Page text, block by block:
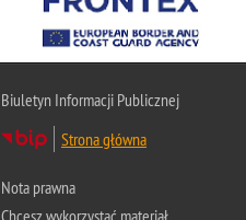
Biuletyn Informacji Publicznej
Strona główna
Nota prawna